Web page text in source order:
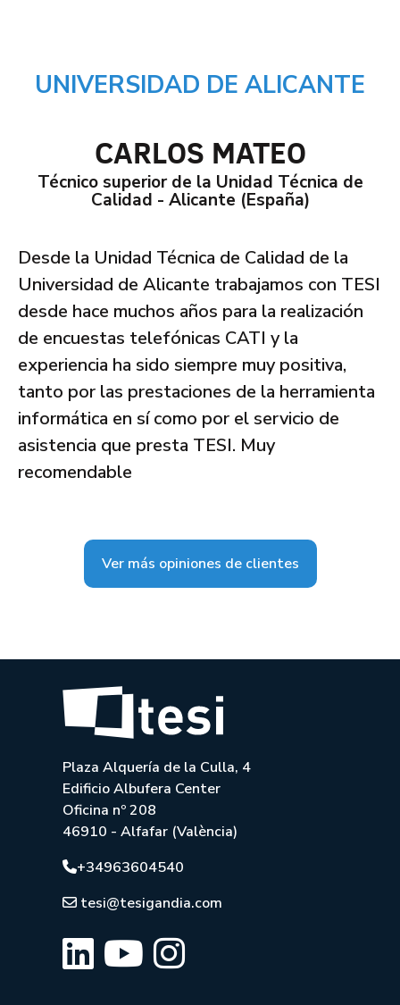
UNIVERSIDAD DE ALICANTE
CARLOS MATEO
Técnico superior de la Unidad Técnica de
Calidad - Alicante (España)
Desde la Unidad Técnica de Calidad de la
Universidad de Alicante trabajamos con TESI
desde hace muchos años para la realización
de encuestas telefónicas CATI y la
experiencia ha sido siempre muy positiva,
tanto por las prestaciones de la herramienta
informática en sí como por el servicio de
asistencia que presta TESI. Muy
recomendable
Ver más opiniones de clientes
Plaza Alquería de la Culla, 4
Edificio Albufera Center
Oficina nº 208
46910 - Alfafar (València)
+34963604540
tesi@tesigandia.com